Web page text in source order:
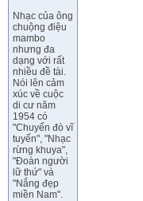
Nhạc của ông
chuộng điệu
mambo
nhưng đa
dạng với rất
nhiều đề tài.
Nói lên cảm
xúc về cuộc
di cư năm
1954 có
"Chuyến đò vĩ
tuyến", "Nhạc
rừng khuya",
"Đoàn người
lữ thứ" và
"Nắng đẹp
miền Nam".